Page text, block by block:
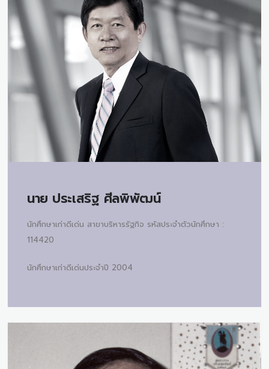
นาย ประเสริฐ ศีลพิพัฒน์
นักศึกษาเก่าดีเด่น สาขาบริหารรัฐกิจ รหัสประจำตัวนักศึกษา :
114420
นักศึกษาเก่าดีเด่นประจำปี 2004